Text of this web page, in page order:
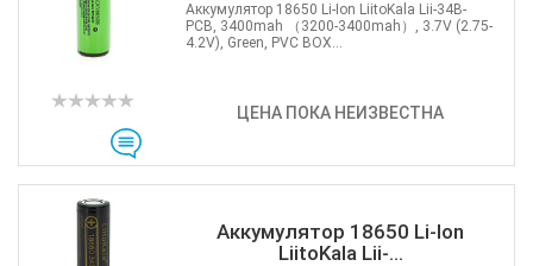
ЦЕНА ПОКА НЕИЗВЕСТНА
Аккумулятор 18650 Li-Ion LiitoKala Lii-34B-
PCB, 3400mah （3200-3400mah）, 3.7V (2.75-
4.2V), Green, PVC BOX...
Аккумулятор 18650 Li-Ion
LiitoKala Lii-...